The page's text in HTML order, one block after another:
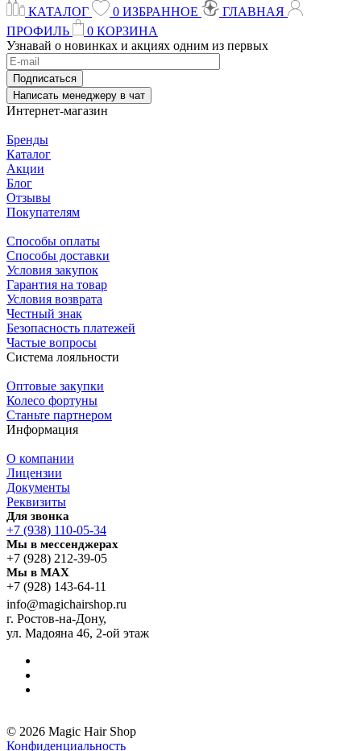
КАТАЛОГ
0 ИЗБРАННОЕ
ГЛАВНАЯ
ПРОФИЛЬ
0 КОРЗИНА
Узнавай о новинках и акциях одним из первых
Подписаться
Написать менеджеру в чат
Интернет-магазин
Бренды
Каталог
Акции
Блог
Отзывы
Покупателям
Способы оплаты
Способы доставки
Условия закупок
Гарантия на товар
Условия возврата
Честный знак
Безопасность платежей
Частые вопросы
Система лояльности
Оптовые закупки
Колесо фортуны
Станьте партнером
Информация
О компании
Лицензии
Документы
Реквизиты
Для звонка
+7 (938) 110-05-34
Мы в мессенджерах
+7 (928) 212-39-05
Мы в MAX
+7 (928) 143-64-11
info@magichairshop.ru
г. Ростов-на-Дону,
ул. Мадояна 46, 2-ой этаж
© 2026 Magic Hair Shop
Конфиденциальность